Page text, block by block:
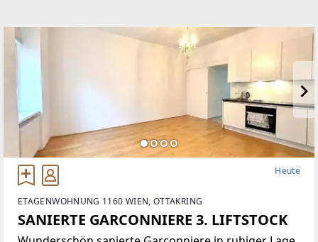
Heute
ETAGENWOHNUNG 1160 WIEN, OTTAKRING
SANIERTE GARCONNIERE 3. LIFTSTOCK